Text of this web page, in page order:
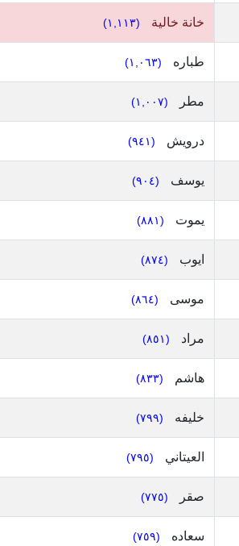
خانة خالية (١,١١٣)
طباره (١,٠٦٣)
مطر (١,٠٠٧)
درويش (٩٤١)
يوسف (٩٠٤)
يموت (٨٨١)
ايوب (٨٧٤)
موسى (٨٦٤)
مراد (٨٥١)
هاشم (٨٣٣)
خليفه (٧٩٩)
العيتاني (٧٩٥)
صقر (٧٧٥)
سعاده (٧٥٩)